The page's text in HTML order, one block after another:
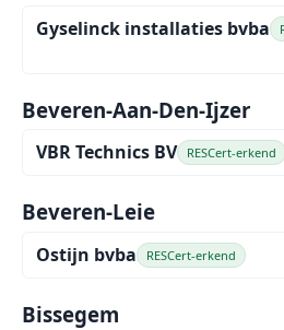
Gyselinck installaties bvba
Beveren-Aan-Den-Ijzer
VBR Technics BV RESCert-erkend
Beveren-Leie
Ostijn bvba RESCert-erkend
Bissegem